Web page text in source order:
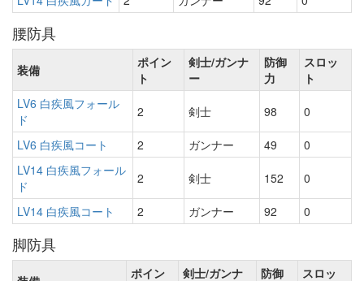
腰防具
装備
ポイン
ト
剣士/ガンナ
ー
防御
力
スロッ
ト
LV6 白疾風フォール
ド
2 剣士 98 0
LV6 白疾風コート 2 ガンナー 49
0
LV14 白疾風フォール
ド
2 剣士 152 0
LV14 白疾風コート 2 ガンナー 92 0
脚防具
ポイン
剣士/ガンナ
防御
スロッ